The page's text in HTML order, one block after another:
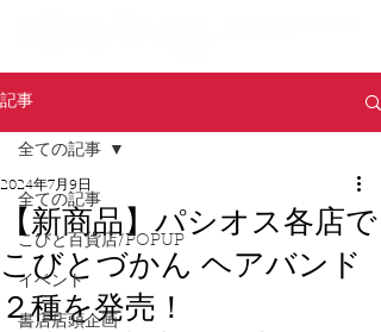
記事
全ての記事
こびと百貨店/POPUP
イベント
書店店頭企画
全ての記事
【新商品】パシオス各店で
こびとづかん ヘアバンド
２種を発売！
2024年7月9日